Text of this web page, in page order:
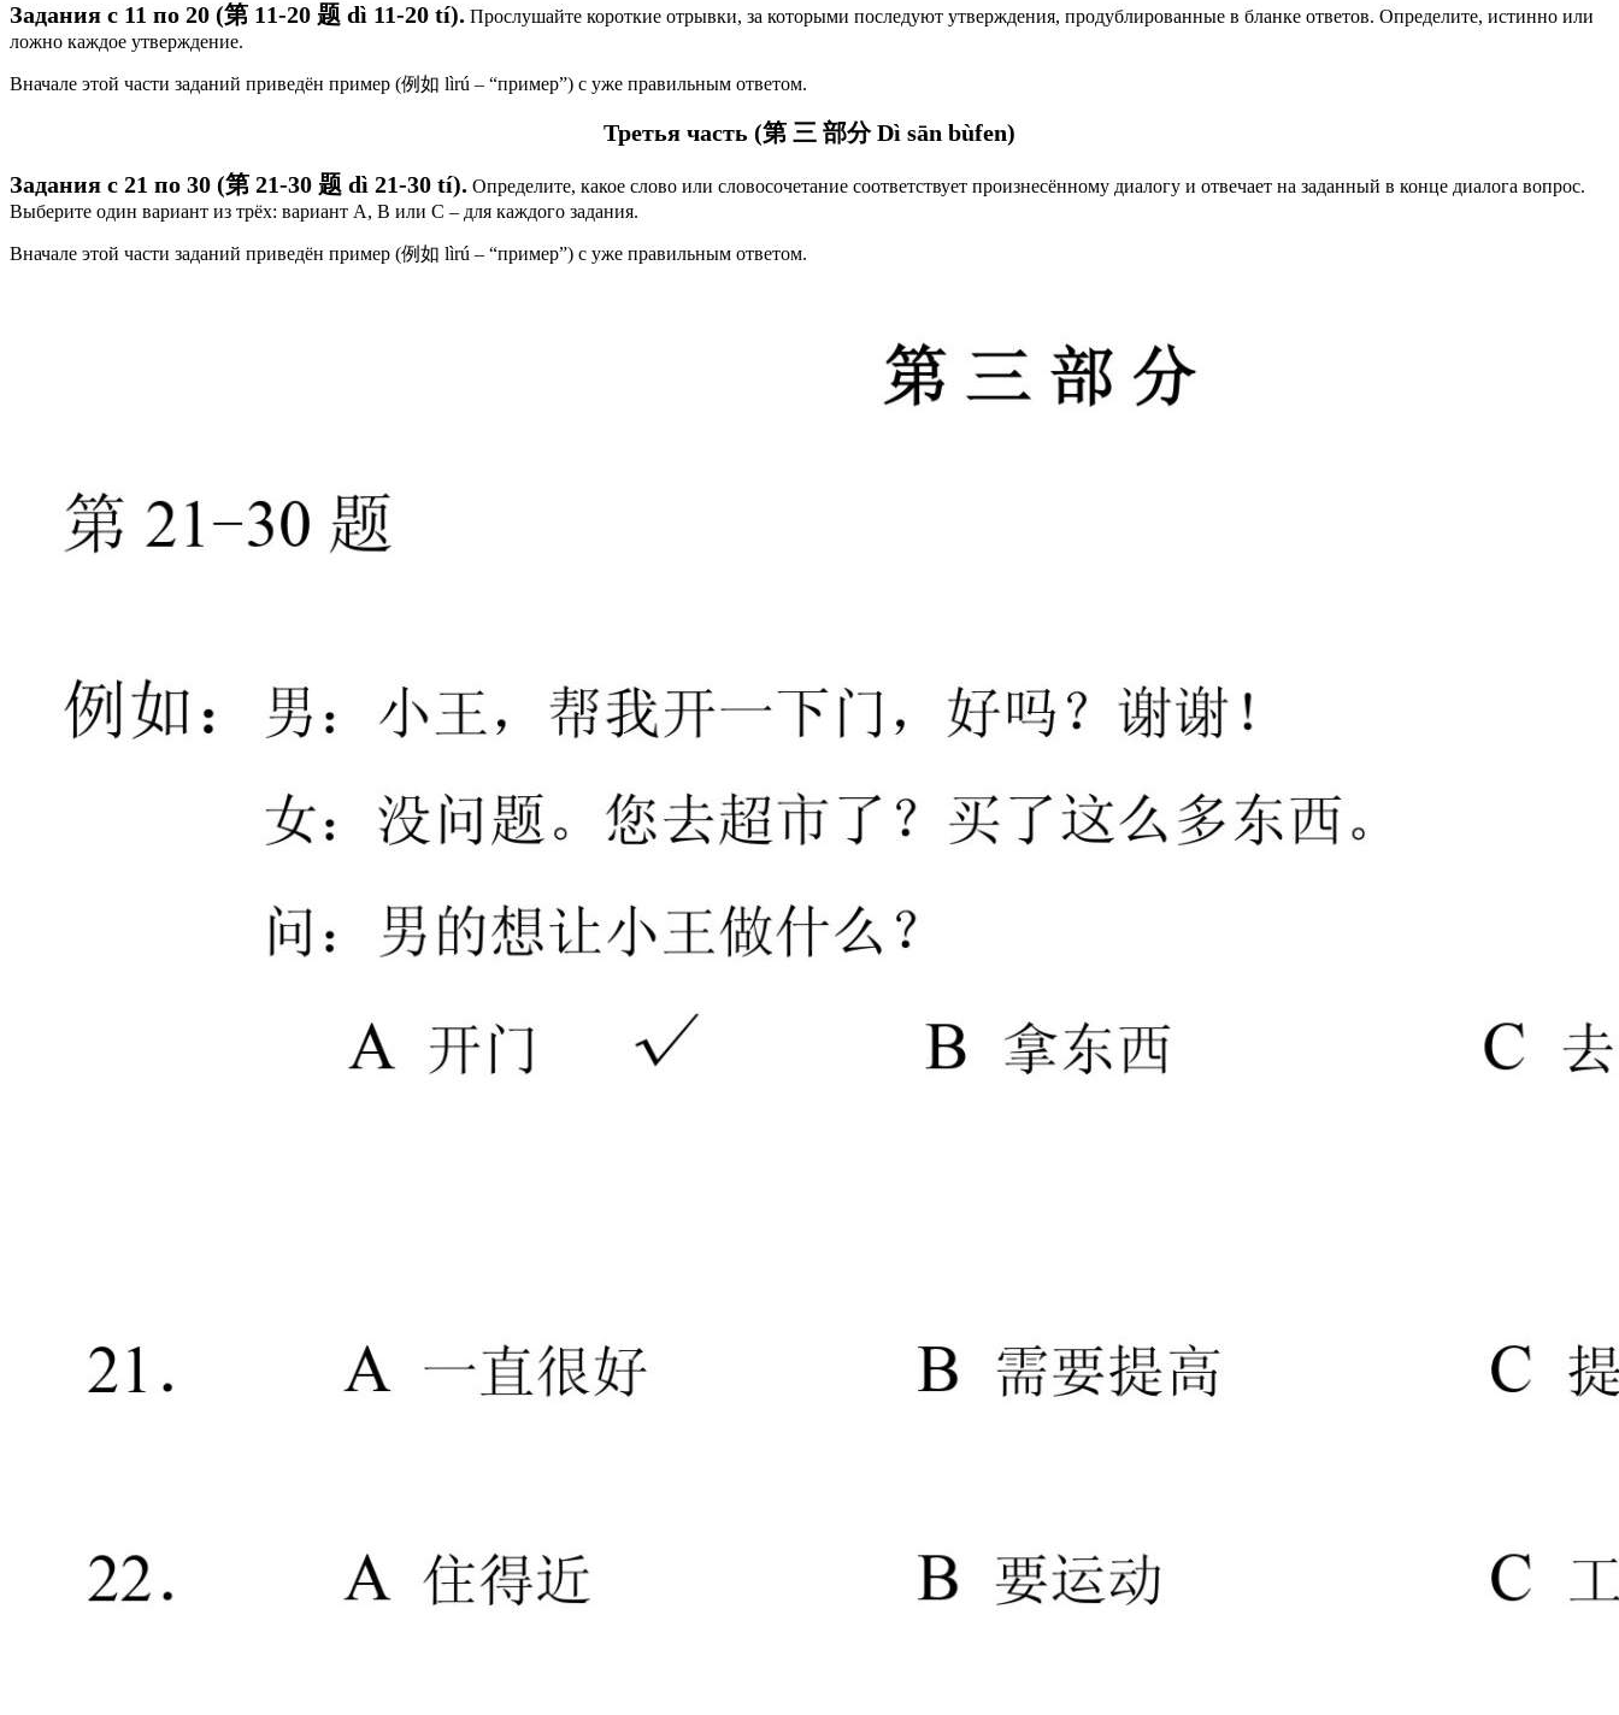
Задания с 11 по 20 (第 11-20 题 dì 11-20 tí). Прослушайте короткие отрывки, за которыми последуют утверждения, продублированные в бланке ответов. Определите, истинно или
ложно каждое утверждение.
Вначале этой части заданий приведён пример (例如 lìrú – “пример”) с уже правильным ответом.
Третья часть (第 三 部分 Dì sān bùfen)
Задания с 21 по 30 (第 21-30 题 dì 21-30 tí). Определите, какое слово или словосочетание соответствует произнесённому диалогу и отвечает на заданный в конце диалога вопрос.
Выберите один вариант из трёх: вариант А, В или С – для каждого задания.
Вначале этой части заданий приведён пример (例如 lìrú – “пример”) с уже правильным ответом.